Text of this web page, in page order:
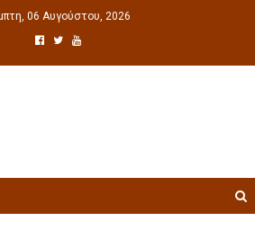
06 Αυγούστου, 2026